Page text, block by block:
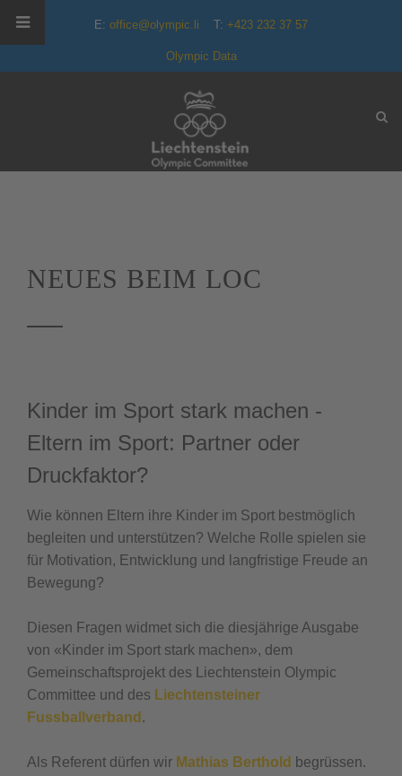
E: office@olympic.li T: +423 232 37 57
Olympic Data
NEUES BEIM LOC
Kinder im Sport stark machen -
Eltern im Sport: Partner oder
Druckfaktor?
Wie können Eltern ihre Kinder im Sport bestmöglich
begleiten und unterstützen? Welche Rolle spielen sie
für Motivation, Entwicklung und langfristige Freude an
Bewegung?
Diesen Fragen widmet sich die diesjährige Ausgabe
von «Kinder im Sport stark machen», dem
Gemeinschaftsprojekt des Liechtenstein Olympic
Committee und des Liechtensteiner
Fussballverband .
Als Referent dürfen wir Mathias Berthold begrüssen.